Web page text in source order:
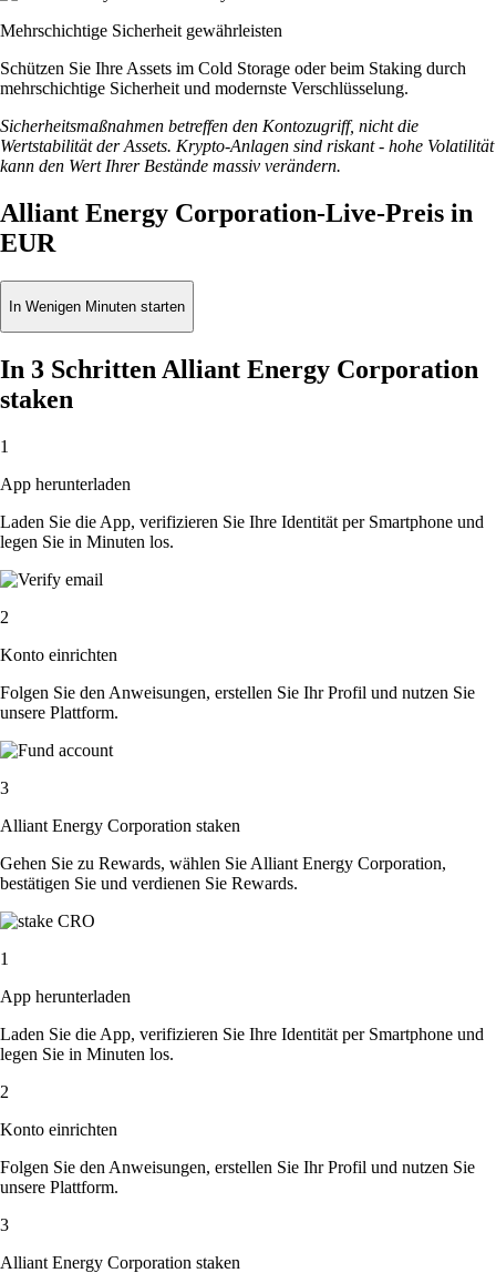
Mehrschichtige Sicherheit gewährleisten
Schützen Sie Ihre Assets im Cold Storage oder beim Staking durch
mehrschichtige Sicherheit und modernste Verschlüsselung.
Sicherheitsmaßnahmen betreffen den Kontozugriff, nicht die
Wertstabilität der Assets. Krypto-Anlagen sind riskant - hohe Volatilität
kann den Wert Ihrer Bestände massiv verändern.
Alliant Energy Corporation-Live-Preis in
EUR
In Wenigen Minuten starten
In 3 Schritten Alliant Energy Corporation
staken
1
App herunterladen
Laden Sie die App, verifizieren Sie Ihre Identität per Smartphone und
legen Sie in Minuten los.
2
Konto einrichten
Folgen Sie den Anweisungen, erstellen Sie Ihr Profil und nutzen Sie
unsere Plattform.
3
Alliant Energy Corporation staken
Gehen Sie zu Rewards, wählen Sie Alliant Energy Corporation,
bestätigen Sie und verdienen Sie Rewards.
1
App herunterladen
Laden Sie die App, verifizieren Sie Ihre Identität per Smartphone und
legen Sie in Minuten los.
2
Konto einrichten
Folgen Sie den Anweisungen, erstellen Sie Ihr Profil und nutzen Sie
unsere Plattform.
3
Alliant Energy Corporation staken